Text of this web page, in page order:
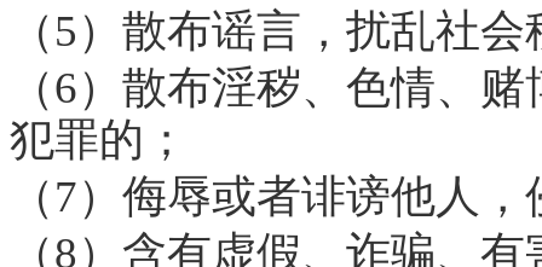
（5）散布谣言，扰乱社
（6）散布淫秽、色情、
犯罪的；
（7）侮辱或者诽谤他人
（8）含有虚假、诈骗、